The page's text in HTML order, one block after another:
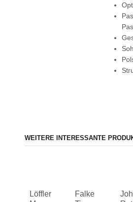
WEITERE INTERESSANTE
Löffler
Falke